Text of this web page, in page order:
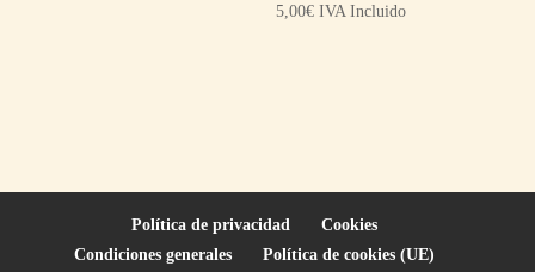
5,00€ IVA Incluido
Política de privacidad
Cookies
Condiciones generales
Política de cookies (UE)